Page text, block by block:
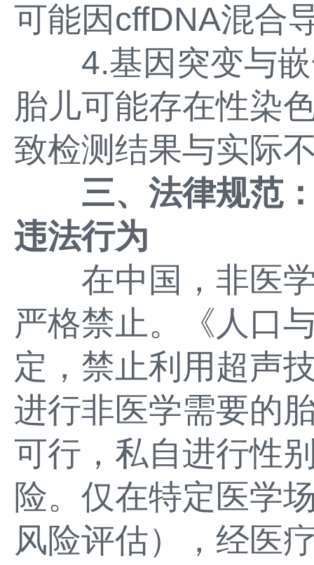
可能因cffDNA混合
4.基因突变与嵌
胎儿可能存在性染
致检测结果与实际
三、法律规范
违法行为
在中国，非医学
严格禁止。《人口
定，禁止利用超声
进行非医学需要的
可行，私自进行性
险。仅在特定医学
风险评估），经医